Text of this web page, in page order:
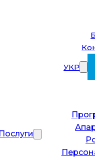
УКР
Послуги